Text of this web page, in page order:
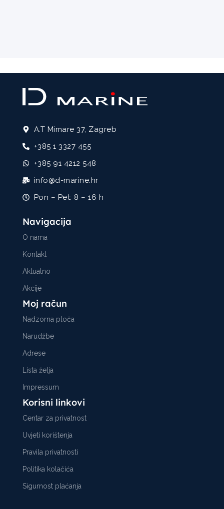
A.T Mimare 37, Zagreb
+385 1 3327 455
+385 91 4212 548
info@d-marine.hr
Pon – Pet: 8 – 16 h
Navigacija
O nama
Kontakt
Aktualno
Akcije
Moj račun
Nadzorna ploča
Narudžbe
Adrese
Lista želja
Impressum
Korisni linkovi
Centar za privatnost
Uvjeti korištenja
Pravila privatnosti
Politika kolačića
Sigurnost plaćanja